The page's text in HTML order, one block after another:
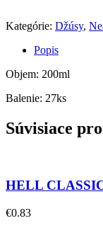
Kategórie: Džúsy,
Popis
Objem: 200ml
Balenie: 27ks
Súvisiace
HELL
€0.83